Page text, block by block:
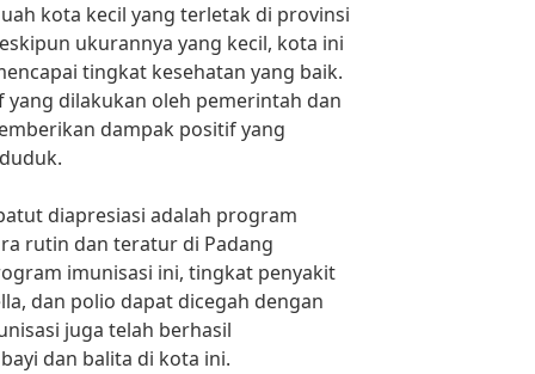
kota kecil yang terletak di provinsi
ukurannya yang kecil, kota ini
tingkat kesehatan yang baik.
dilakukan oleh pemerintah dan
dampak positif yang
diapresiasi adalah program
rutin dan teratur di Padang
imunisasi ini, tingkat penyakit
dan polio dapat dicegah dengan
juga telah berhasil
dan balita di kota ini.